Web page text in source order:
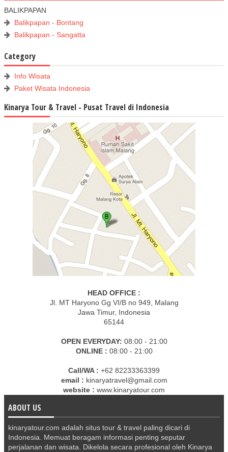
BALIKPAPAN
Balikpapan - Bontang
Balikpapan - Sangatta
Category
Info Wisata
Paket Wisata Indonesia
Kinarya Tour & Travel - Pusat Travel di Indonesia
HEAD OFFICE :
Jl. MT Haryono Gg VI/B no 949, Malang
Jawa Timur, Indonesia
65144
OPEN EVERYDAY: 08:00 - 21:00
ONLINE : 08:00 - 21:00
Call/WA : +62 82233363399
email : kinaryatravel@gmail.com
website : www.kinaryatour.com
ABOUT US
kinaryatour.com adalah situs tour & travel paling dicari di
Indonesia. Memuat beragam informasi penting seputar
perjalanan dan wisata. Dikelola secara profesional oleh Kinarya